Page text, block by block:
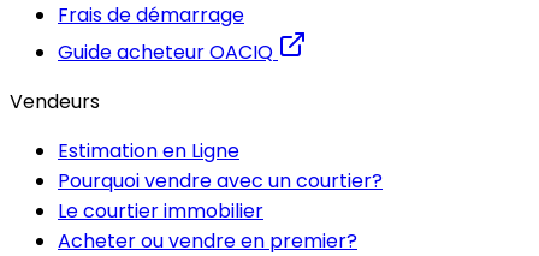
Frais de démarrage
Guide acheteur OACIQ
Vendeurs
Estimation en Ligne
Pourquoi vendre avec un courtier?
Le courtier immobilier
Acheter ou vendre en premier?